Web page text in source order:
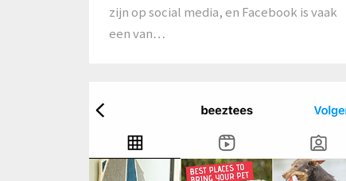
zijn op social media, en Facebook is vaak
een van…